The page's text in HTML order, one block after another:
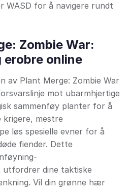
WASD for å navigere rundt
Zombie War:
erobre online
av Plant Merge: Zombie War
mot ubarmhjertige
sammenføy planter for å
krigere, mestre
løs spesielle evner for å
fiender. Dette
dine taktiske
Vil din grønne hær